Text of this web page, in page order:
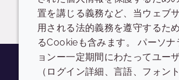
置を講じる義務など、当ウェブ
用される法的義務を遵守するた
るCookieも含みます。 パーソナ
ョンー一定期間にわたってユー
（ログイン詳細、言語、フォン